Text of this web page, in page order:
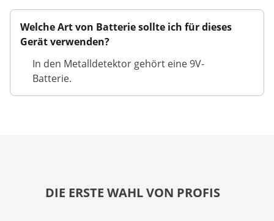
Welche Art von Batterie sollte ich für dieses
Gerät verwenden?
In den Metalldetektor gehört eine 9V-
Batterie.
DIE ERSTE WAHL VON PROFIS